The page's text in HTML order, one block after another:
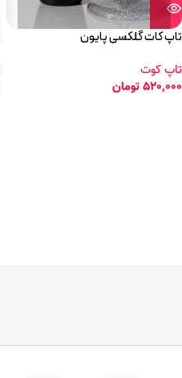
تاپ کات گلکسی پایون
تاپ کوت
520,000تومان